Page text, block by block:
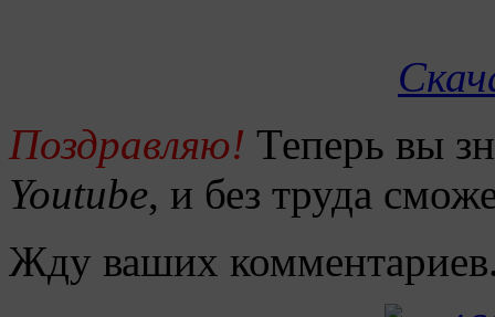
Поздравляю! Теперь вы
Youtube, и без труда
Жду ваших